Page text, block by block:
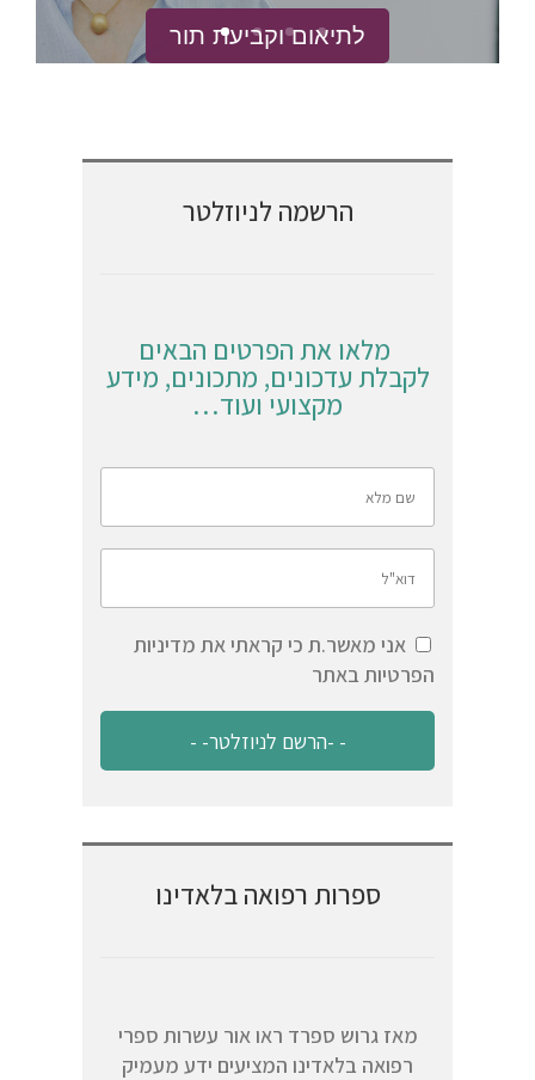
לתיאום וקביעת תור
הרשמה לניוזלטר
מלאו את הפרטים הבאים
לקבלת עדכונים, מתכונים, מידע
מקצועי ועוד…
אני מאשר.ת כי קראתי את מדיניות
הפרטיות באתר
ספרות רפואה בלאדינו
מאז גרוש ספרד ראו אור עשרות ספרי
רפואה בלאדינו המציעים ידע מעמיק